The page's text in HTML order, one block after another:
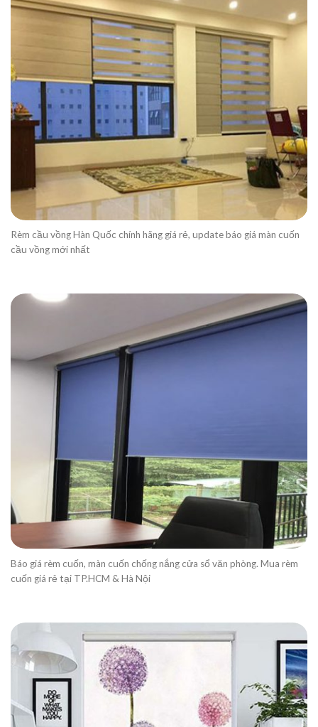
Rèm cầu vồng Hàn Quốc chính hãng giá rẻ, update báo giá màn cuốn
cầu vồng mới nhất
Báo giá rèm cuốn, màn cuốn chống nắng cửa sổ văn phòng. Mua rèm
cuốn giá rẻ tại TP.HCM & Hà Nội